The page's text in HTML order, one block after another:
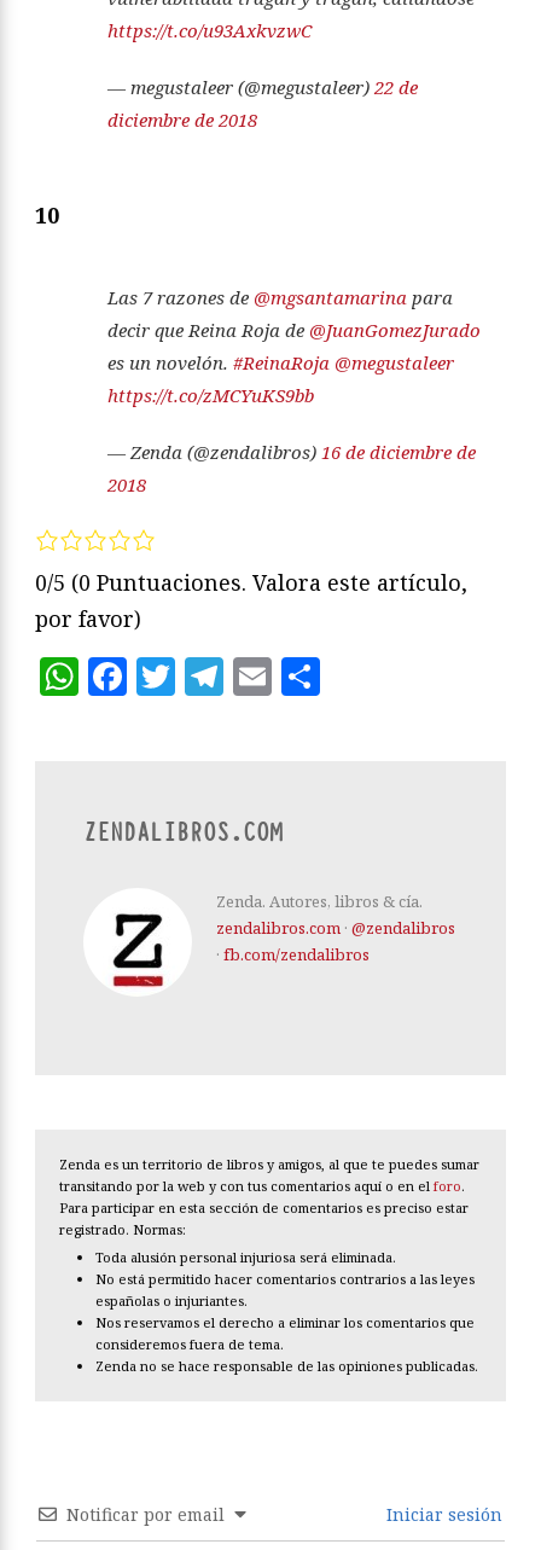
https://t.co/u93AxkvzwC
— megustaleer (@megustaleer)22 de
diciembre de 2018
10
Las 7 razones de @mgsantamarina para
decir que Reina Roja de @JuanGomezJurado
es un novelón. #ReinaRoja @megustaleer
https://t.co/zMCYuKS9bb
— Zenda (@zendalibros) 16 de diciembre de
2018
0/5 (0 Puntuaciones. Valora este artículo,
por favor)
WhatsApp
Facebook
Twitter
Telegram
Email
ZENDALIBROS.COM
Zenda. Autores, libros & cía.
zendalibros.com · @zendalibros
· fb.com/zendalibros
Zenda es un territorio de libros y amigos, al que te puedes sumar
transitando por la web y con tus comentarios aquí o en el foro.
Para participar en esta sección de comentarios es preciso estar
registrado. Normas:
Toda alusión personal injuriosa será eliminada.
No está permitido hacer comentarios contrarios a las leyes
españolas o injuriantes.
Nos reservamos el derecho a eliminar los comentarios que
consideremos fuera de tema.
Zenda no se hace responsable de las opiniones publicadas.
Notificar por email Iniciar sesión